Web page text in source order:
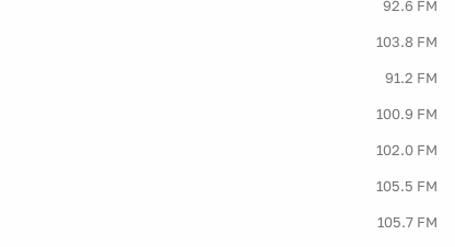
92.6 FM
103.8 FM
91.2 FM
100.9 FM
102.0 FM
105.5 FM
105.7 FM